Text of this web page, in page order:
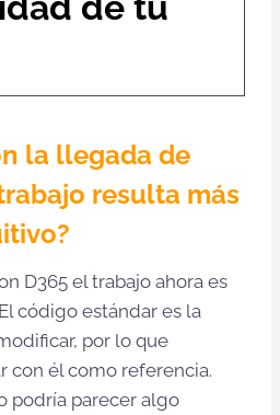
la llegada de
resulta más
D365 el trabajo ahora es
código estándar es la
por lo que
con él como referencia.
podría parecer algo